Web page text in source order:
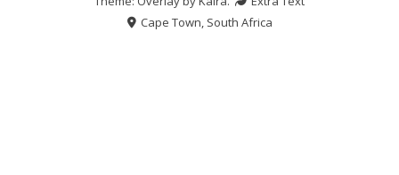
Cape Town, South Africa